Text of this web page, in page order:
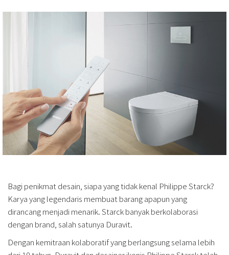
Bagi penikmat desain, siapa yang tidak kenal Philippe Starck?
Karya yang legendaris membuat barang apapun yang
dirancang menjadi menarik. Starck banyak berkolaborasi
dengan brand, salah satunya Duravit.
Dengan kemitraan kolaboratif yang berlangsung selama lebih